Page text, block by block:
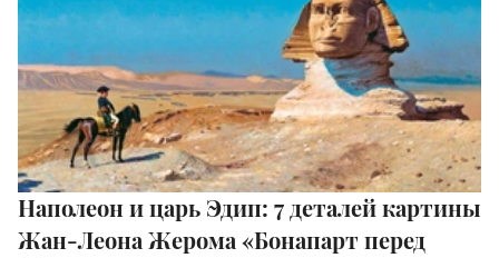
Наполеон и царь Эдип: 7 деталей картины
Жан-Леона Жерома «Бонапарт перед